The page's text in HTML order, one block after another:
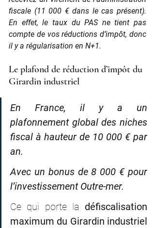
fiscale (11 000 € dans le cas présent).
En effet, le taux du PAS ne tient pas
compte de vos réductions d’impôt, donc
il y a régularisation en N+1.
Le plafond de réduction d’impôt du
Girardin industriel
En France, il y a un
plafonnement global des niches
fiscal à hauteur de 10 000 € par
an.
Avec un bonus de 8 000 € pour
l’investissement Outre-mer.
Ce qui porte la défiscalisation
maximum du Girardin industriel